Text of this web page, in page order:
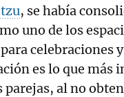
, se había
uno de los
celebraciones
es lo que más
parejas, al no